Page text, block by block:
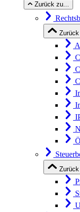
Zurück zu...